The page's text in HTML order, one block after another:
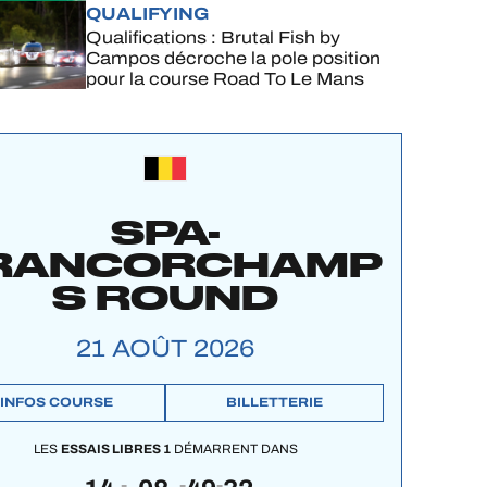
complet
QUALIFYING
Qualifications : Brutal Fish by
Campos décroche la pole position
pour la course Road To Le Mans
SPA-
S ROUND
21 AOÛT 2026
INFOS COURSE BILLETTERIE
LES ESSAIS LIBRES 1DÉMARRENT DANS